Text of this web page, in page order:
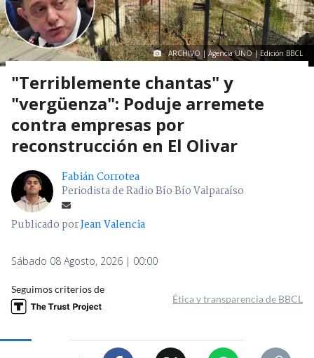
ARCHIVO | Agencia UNO | Edición BBCL
"Terriblemente chantas" y
"vergüenza": Poduje arremete
contra empresas por
reconstrucción en El Olivar
Fabián Corrotea
Periodista de Radio Bío Bío Valparaíso
Publicado porJean Valencia
Sábado 08 Agosto, 2026 | 00:00
Seguimos criterios de
Ética y transparencia de BBCL